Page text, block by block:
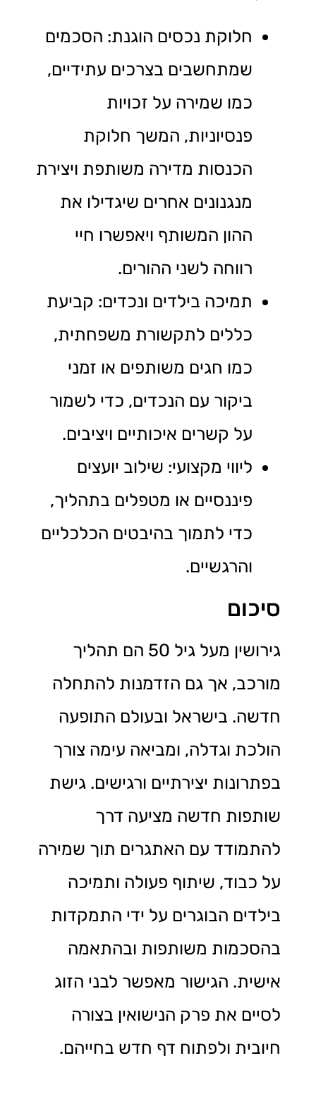
חלוקת נכסים הוגנת: הסכמים
שמתחשבים בצרכים עתידיים,
כמו שמירה על זכויות
פנסיוניות, המשך חלוקת
הכנסות מדירה משותפת ויצירת
מנגנונים אחרים שיגדילו את
ההון המשותף ויאפשרו חיי
רווחה לשני ההורים.
תמיכה בילדים ונכדים: קביעת
כללים לתקשורת משפחתית,
כמו חגים משותפים או זמני
ביקור עם הנכדים, כדי לשמור
על קשרים איכותיים ויציבים.
ליווי מקצועי: שילוב יועצים
פיננסיים או מטפלים בתהליך,
כדי לתמוך בהיבטים הכלכליים
והרגשיים.
סיכום
גירושין מעל גיל 50 הם תהליך
מורכב, אך גם הזדמנות להתחלה
חדשה. בישראל ובעולם התופעה
הולכת וגדלה, ומביאה עימה צורך
בפתרונות יצירתיים ורגישים. גישת
שותפות חדשה מציעה דרך
להתמודד עם האתגרים תוך שמירה
על כבוד, שיתוף פעולה ותמיכה
בילדים הבוגרים על ידי התמקדות
בהסכמות משותפות ובהתאמה
אישית. הגישור מאפשר לבני הזוג
לסיים את פרק הנישואין בצורה
חיובית ולפתוח דף חדש בחייהם.